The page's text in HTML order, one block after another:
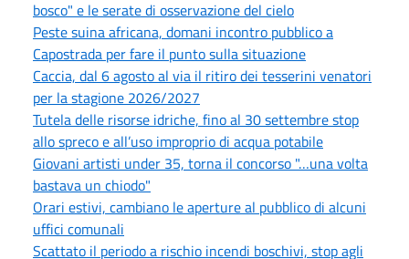
bosco" e le serate di osservazione del cielo
Peste suina africana, domani incontro pubblico a
Capostrada per fare il punto sulla situazione
Caccia, dal 6 agosto al via il ritiro dei tesserini venatori
per la stagione 2026/2027
Tutela delle risorse idriche, fino al 30 settembre stop
allo spreco e all’uso improprio di acqua potabile
Giovani artisti under 35, torna il concorso "…una volta
bastava un chiodo"
Orari estivi, cambiano le aperture al pubblico di alcuni
uffici comunali
Scattato il periodo a rischio incendi boschivi, stop agli